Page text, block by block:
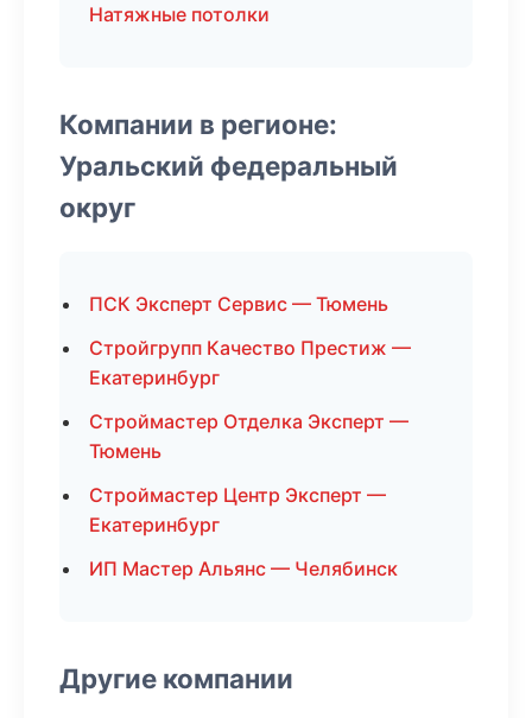
Натяжные потолки
Компании в регионе:
Уральский федеральный
округ
ПСК Эксперт Сервис — Тюмень
Стройгрупп Качество Престиж —
Екатеринбург
Строймастер Отделка Эксперт —
Тюмень
Строймастер Центр Эксперт —
Екатеринбург
ИП Мастер Альянс — Челябинск
Другие компании